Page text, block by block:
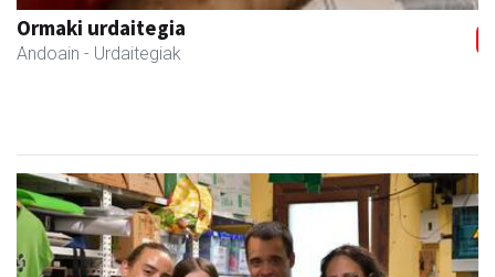
Ormaki urdaitegia
Andoain - Urdaitegiak